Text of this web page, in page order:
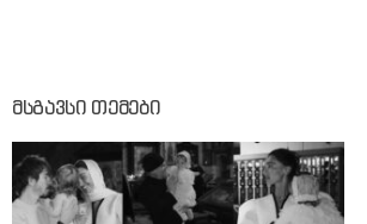
მსგავსი თემები